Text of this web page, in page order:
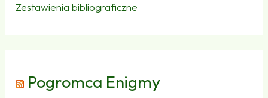
Zestawienia bibliograficzne
Pogromca Enigmy